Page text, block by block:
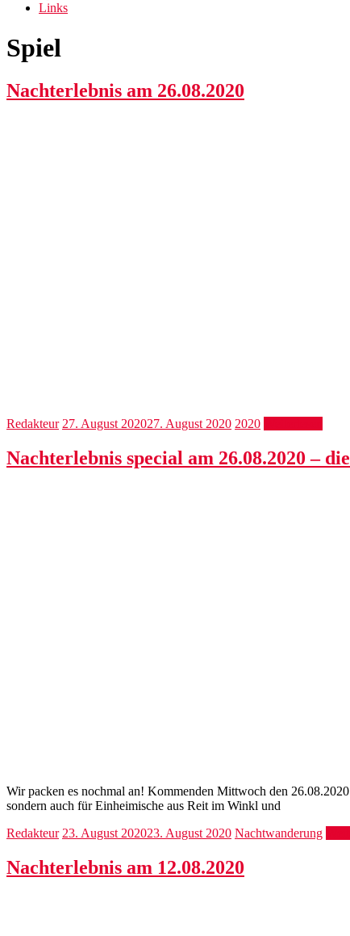
Links
Spiel
Nachterlebnis am 26.08.2020
Redakteur 27. August 202027. August 2020 2020
Nachterlebnis special am 26.08.2020 –
Wir packen es nochmal an! Kommenden Mittwoch den
sondern auch für Einheimische aus Reit im Winkl und
Redakteur 23. August 202023. August 2020 Nachtwanderung
Nachterlebnis am 12.08.2020